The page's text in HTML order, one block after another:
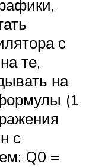
с
те,
на
(1
с
Q0 =